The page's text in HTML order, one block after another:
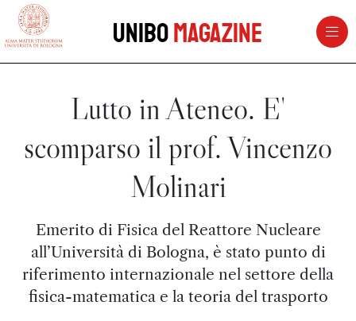
vai al contenuto della pagina
UniboMagazine
Lutto in Ateneo. E'
scomparso il prof. Vincenzo
Molinari
Emerito di Fisica del Reattore Nucleare
all’Università di Bologna, è stato punto di
riferimento internazionale nel settore della
fisica-matematica e la teoria del trasporto